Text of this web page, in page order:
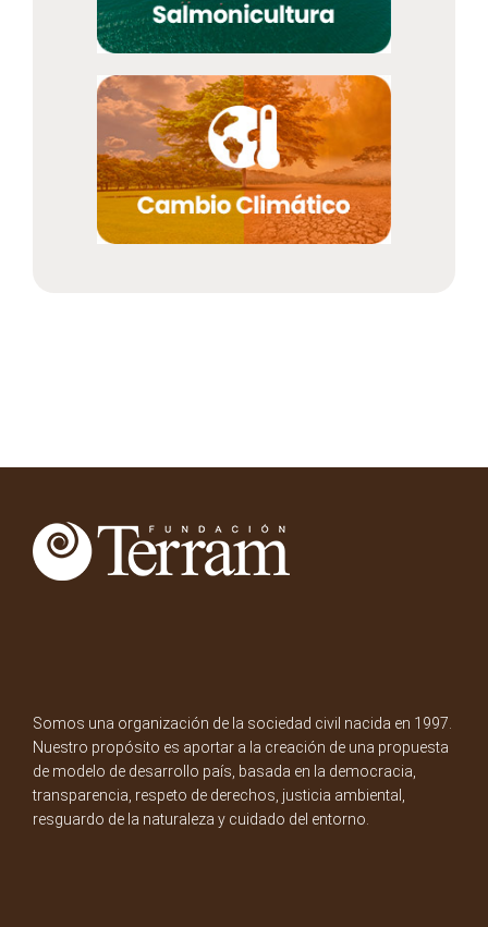
Somos una organización de la sociedad civil nacida en 1997.
Nuestro propósito es aportar a la creación de una propuesta
de modelo de desarrollo país, basada en la democracia,
transparencia, respeto de derechos, justicia ambiental,
resguardo de la naturaleza y cuidado del entorno.